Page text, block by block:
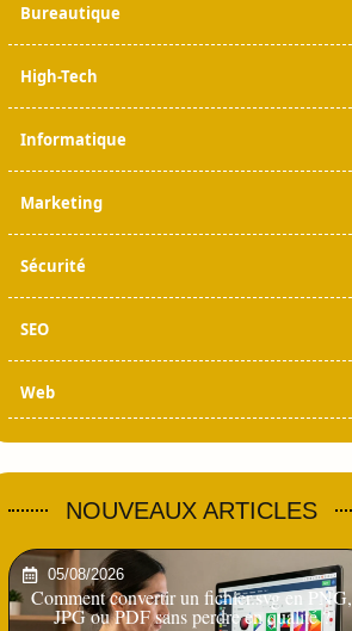
Bureautique
High-Tech
Informatique
Marketing
Sécurité
SEO
Web
NOUVEAUX ARTICLES
05/08/2026
Comment convertir un fichier.svg en PNG,
JPG ou PDF sans perdre en qualité ?